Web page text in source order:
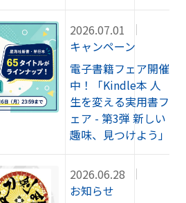
2026.07.01
キャンペーン
電子書籍フェア開催
中！「Kindle本 人
生を変える実用書フ
ェア - 第3弾 新しい
趣味、見つけよう」
2026.06.28
お知らせ